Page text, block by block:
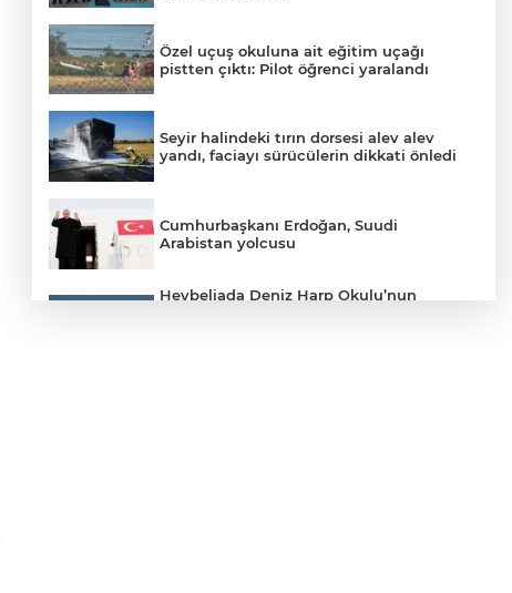
Özel uçuş okuluna ait eğitim uçağı
pistten çıktı: Pilot öğrenci yaralandı
Seyir halindeki tırın dorsesi alev alev
yandı, faciayı sürücülerin dikkati önledi
Cumhurbaşkanı Erdoğan, Suudi
Arabistan yolcusu
Heybeliada Deniz Harp Okulu’nun